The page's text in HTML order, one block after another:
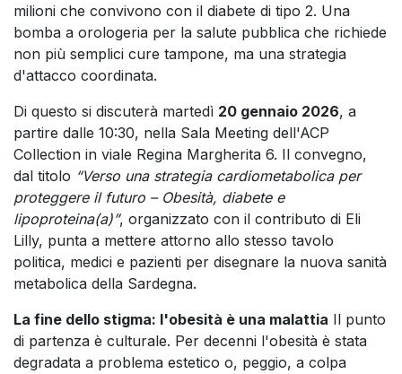
milioni che convivono con il diabete di tipo 2. Una
bomba a orologeria per la salute pubblica che richiede
non più semplici cure tampone, ma una strategia
d'attacco coordinata.
Di questo si discuterà martedì 20 gennaio 2026, a
partire dalle 10:30, nella Sala Meeting dell'ACP
Collection in viale Regina Margherita 6. Il convegno,
dal titolo “Verso una strategia cardiometabolica per
proteggere il futuro – Obesità, diabete e
lipoproteina(a)”, organizzato con il contributo di Eli
Lilly, punta a mettere attorno allo stesso tavolo
politica, medici e pazienti per disegnare la nuova sanità
metabolica della Sardegna.
La fine dello stigma: l'obesità è una malattia Il punto
di partenza è culturale. Per decenni l'obesità è stata
degradata a problema estetico o, peggio, a colpa